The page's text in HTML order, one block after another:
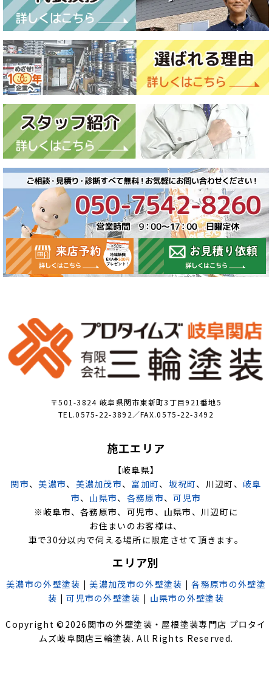
〒501-3824 岐阜県関市東新町3丁目921番地5
TEL.0575-22-3892／FAX.0575-22-3492
施工エリア
【岐阜県】
関市、美濃市、 美濃加茂市、 富加町、 坂祝町、川辺町、 岐阜
市、 山県市、 各務原市、可児市
※岐阜市、各務原市、可児市、山県市、川辺町に
お住まいのお客様は、
車で30分以内で伺える場所に限定させて頂きます。
エリア別
美濃市の外壁塗装 |美濃加茂市の外壁塗装 |各務原市の外壁塗
装 |可児市の外壁塗装 | 山県市の外壁塗装
Copyright © 2026 関市の外壁塗装・屋根塗装専門店 プロタイ
ムズ岐阜関店三輪塗装. All Rights Reserved.